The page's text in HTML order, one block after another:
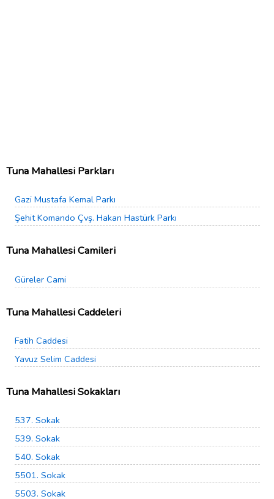
Tuna Mahallesi Parkları
Gazi Mustafa Kemal Parkı
Şehit Komando Çvş. Hakan Hastürk Parkı
Tuna Mahallesi Camileri
Güreler Cami
Tuna Mahallesi Caddeleri
Fatih Caddesi
Yavuz Selim Caddesi
Tuna Mahallesi Sokakları
537. Sokak
539. Sokak
540. Sokak
5501. Sokak
5503. Sokak